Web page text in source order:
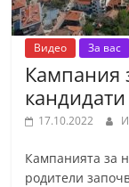
Видео За вас
Кампания
17.10.2022
Кампанията за
родители